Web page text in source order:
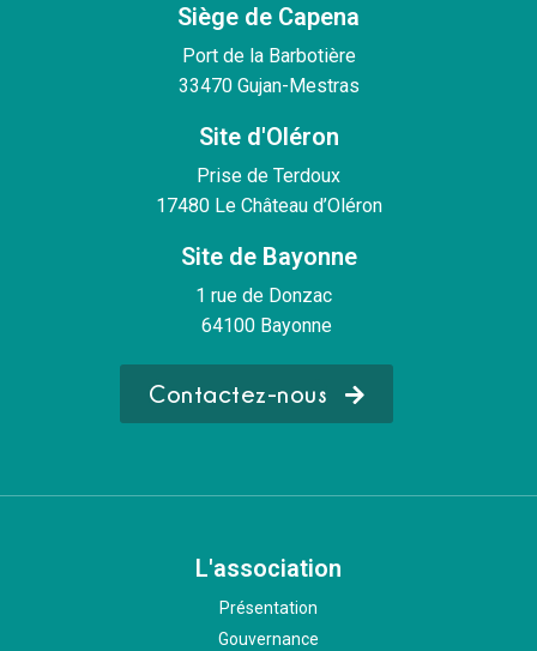
Siège de Capena
Port de la Barbotière
33470 Gujan-Mestras
Site d'Oléron
Prise de Terdoux
17480 Le Château d’Oléron
Site de Bayonne
1 rue de Donzac
64100 Bayonne
Contactez-nous
L'association
Présentation
Gouvernance